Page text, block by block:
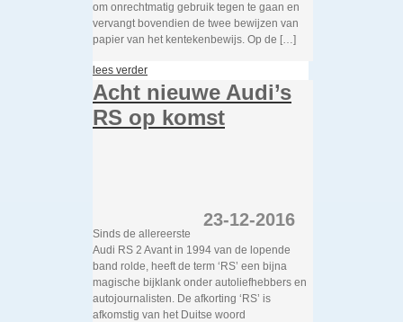
om onrechtmatig gebruik tegen te gaan en
vervangt bovendien de twee bewijzen van
papier van het kentekenbewijs. Op de […]
lees verder
Acht nieuwe Audi’s
RS op komst
23-12-2016
Sinds de allereerste
Audi RS 2 Avant in 1994 van de lopende
band rolde, heeft de term ‘RS’ een bijna
magische bijklank onder autoliefhebbers en
autojournalisten. De afkorting ‘RS’ is
afkomstig van het Duitse woord